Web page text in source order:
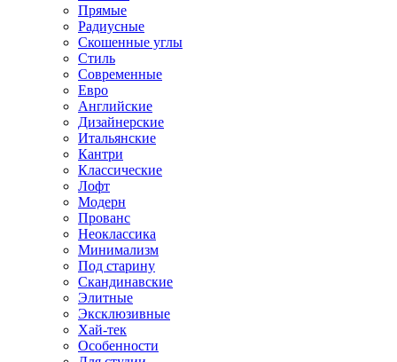
Прямые
Радиусные
Скошенные углы
Стиль
Современные
Евро
Английские
Дизайнерские
Итальянские
Кантри
Классические
Лофт
Модерн
Прованс
Неоклассика
Минимализм
Под старину
Скандинавские
Элитные
Эксклюзивные
Хай-тек
Особенности